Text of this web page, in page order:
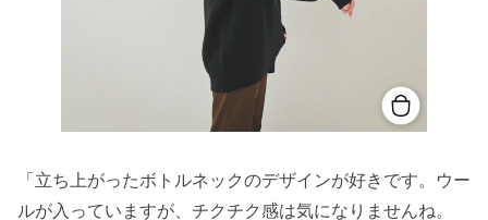
「立ち上がったボトルネックのデザインが好きです。ウー
ルが入っていますが、チクチク感は気になりませんね。